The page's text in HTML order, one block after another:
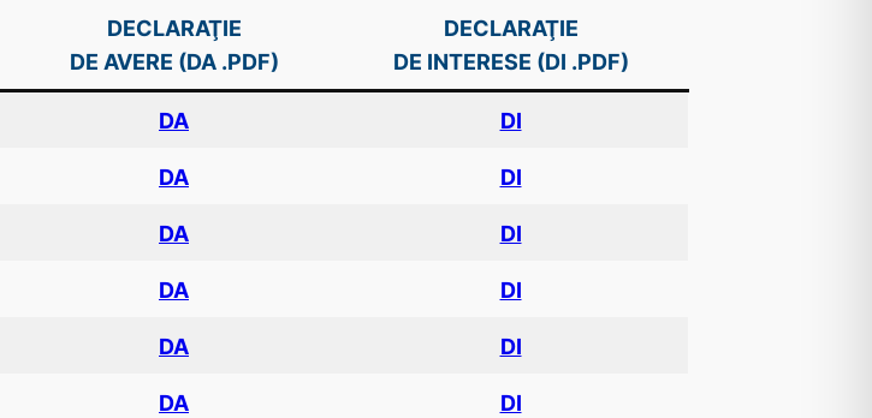
DECLARAŢIE
DE AVERE (DA .PDF)
DECLARAŢIE
DE INTERESE (DI .PDF)
DA DI
DA DI
DA DI
DA DI
DA DI
DA DI